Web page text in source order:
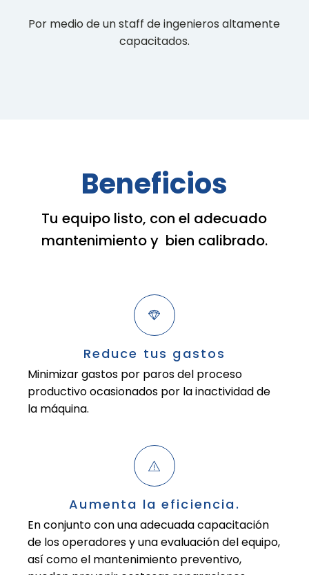
Por medio de un staff de ingenieros altamente
capacitados.
Beneficios
Tu equipo listo, con el adecuado
mantenimiento y bien calibrado.
Reduce tus gastos
Minimizar gastos por paros del proceso
productivo ocasionados por la inactividad de
la máquina.
Aumenta la eficiencia.
En conjunto con una adecuada capacitación
de los operadores y una evaluación del equipo,
así como el mantenimiento preventivo,